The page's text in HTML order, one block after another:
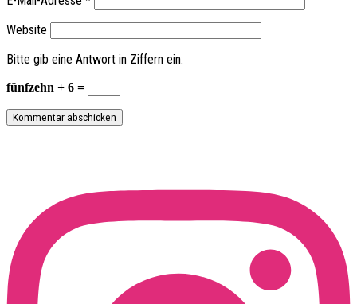
Website
Bitte gib eine Antwort in Ziffern ein:
fünfzehn + 6 =